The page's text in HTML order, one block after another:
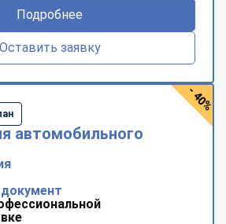
Подробнее
Оставить заявку
автомобильного
- 40%